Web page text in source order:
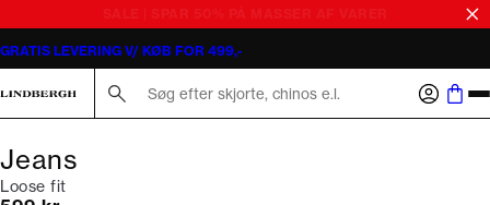
GRATIS LEVERING V/ KØB FOR 499,-
Jeans
Loose fit